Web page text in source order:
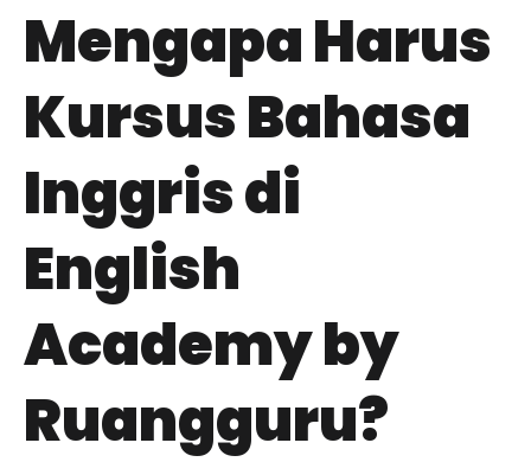
Mengapa Harus
Kursus Bahasa
Inggris di
English
Academy by
Ruangguru?